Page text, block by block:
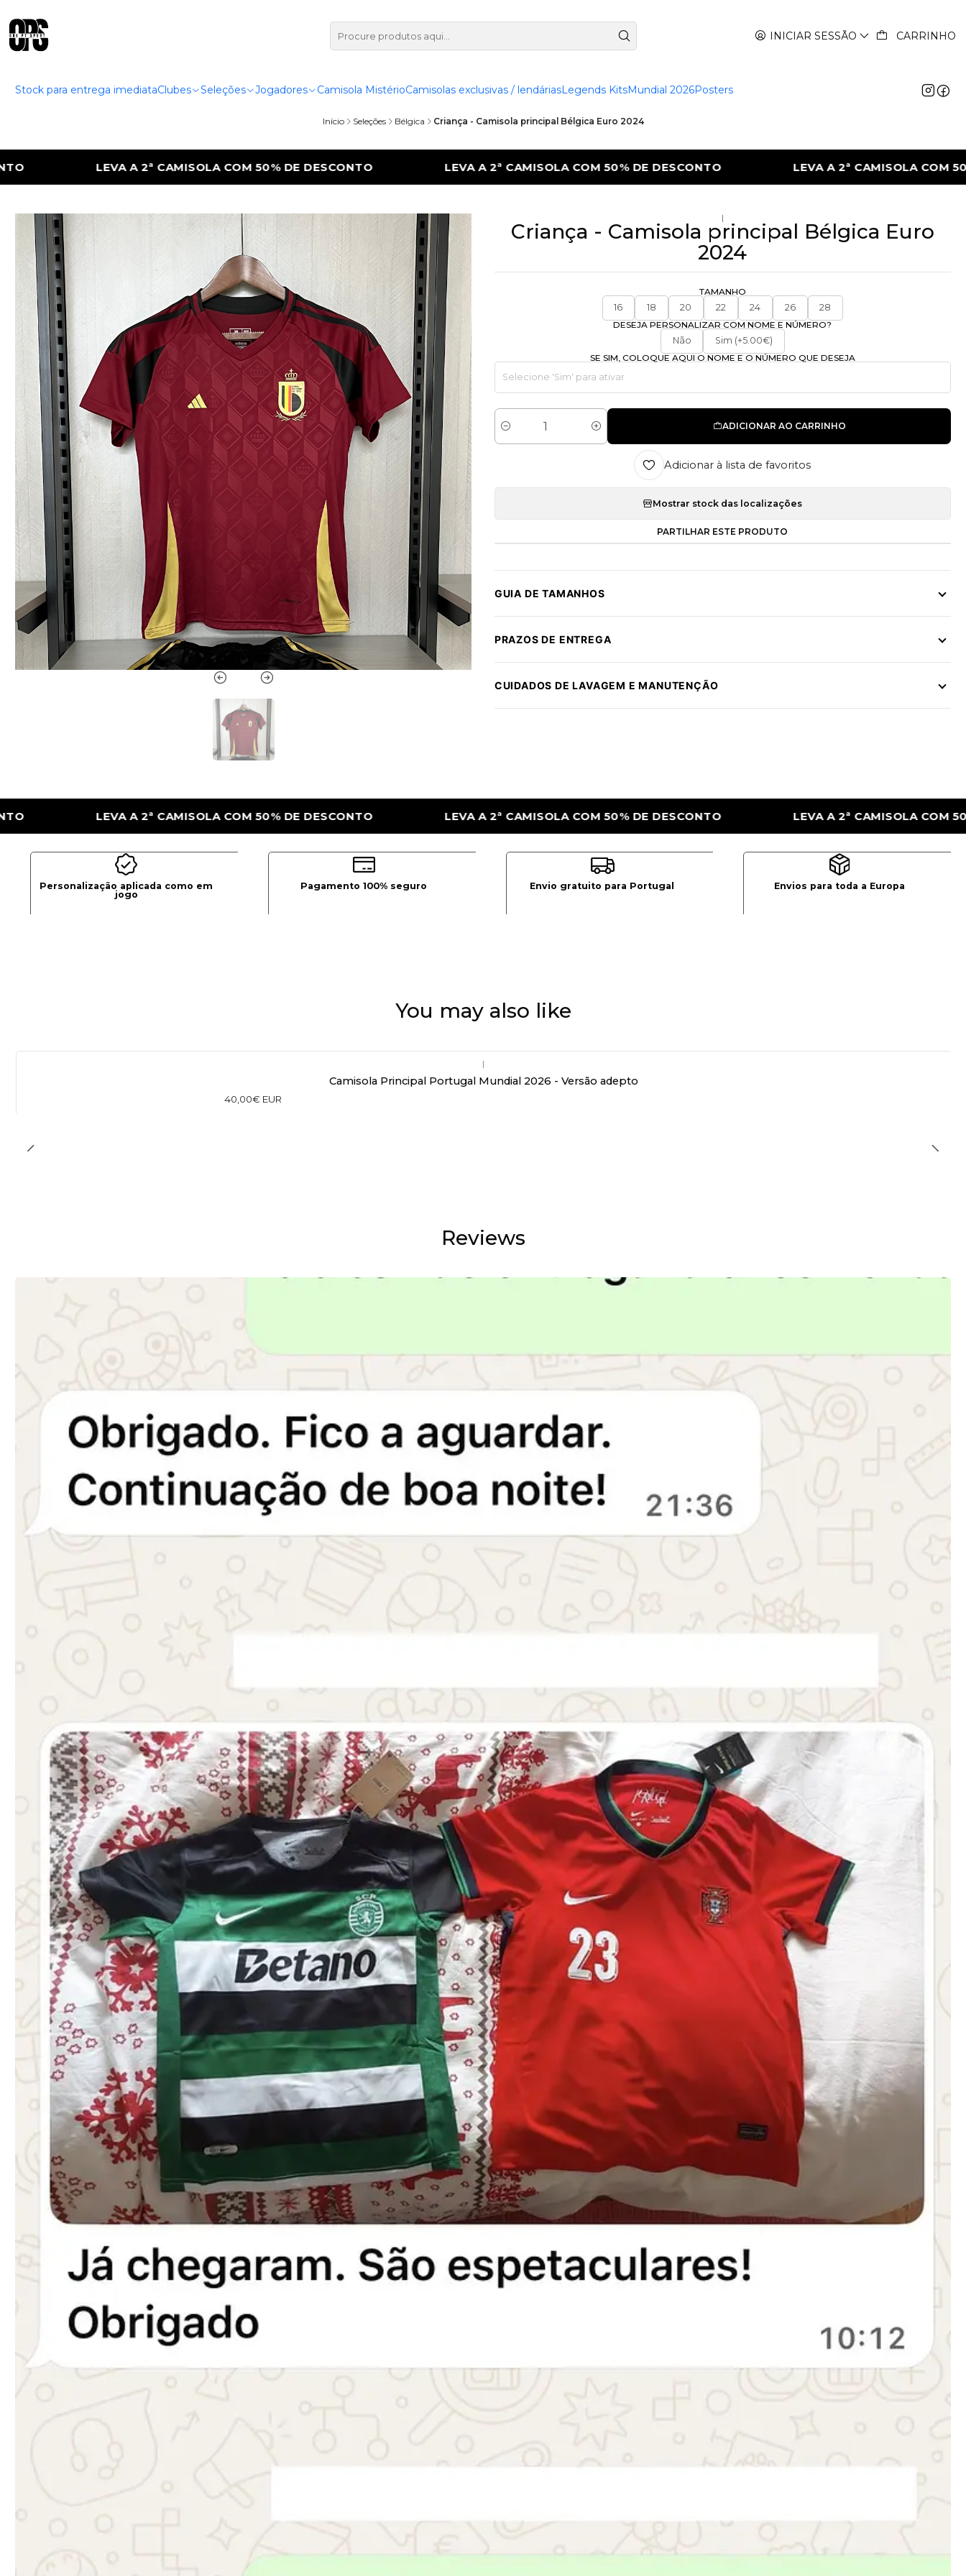
INICIAR SESSÃO CARRINHO
Stock para entrega imediataClubes Seleções Jogadores Camisola MistérioCamisolas exclusivas / lendáriasLegends KitsMundial 2026Posters
Início Seleções Bélgica Criança - Camisola principal Bélgica Euro 2024
COM 50% DE DESCONTO LEVA A 2ª CAMISOLA COM 50% DE DESCONTO LEVA A 2ª CAMISOLA COM 50% DE DESCONTO LEVA
|
Criança - Camisola principal Bélgica Euro
2024
TAMANHO
16
18 20 22 24 26
28
DESEJA PERSONALIZAR COM NOME E NÚMERO?
Não
Sim (+5.00€)
SE SIM, COLOQUE AQUI O NOME E O NÚMERO QUE DESEJA
Quantidade
ADICIONAR AO CARRINHO
Adicionar à lista de favoritos
Mostrar stock das localizações
PARTILHAR ESTE PRODUTO
GUIA DE TAMANHOS
PRAZOS DE ENTREGA
CUIDADOS DE LAVAGEM E MANUTENÇÃO
COM 50% DE DESCONTO LEVA A 2ª CAMISOLA COM 50% DE DESCONTO LEVA A 2ª CAMISOLA COM 50% DE DESCONTO LEVA
Personalização aplicada como em
jogo
Pagamento 100% seguro Envio gratuito para Portugal Envios para toda a Europa
You may also like
|
Camisola Principal Portugal Mundial 2026 - Versão adepto
40,00€ EUR
Reviews